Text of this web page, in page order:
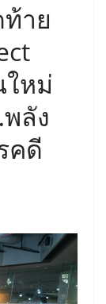
าย
ใหม่
ลัง
คดี